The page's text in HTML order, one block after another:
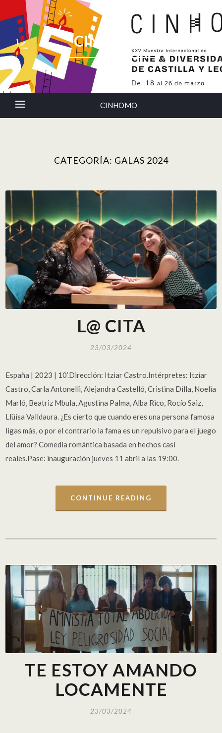
CINHOMO
CINHOMO
CATEGORÍA: GALAS 2024
L@ CITA
23/03/2024
España | 2023 | 10’.Dirección: Itziar Castro.Intérpretes: Itziar
Castro, Carla Antonelli, Alejandra Castelló, Cristina Dilla, Noelia
Marló, Beatriz Mbula, Agustina Palma, Alba Rico, Rocío Saiz,
Llüisa Valldaura. ¿Es cierto que cuando eres una persona famosa
ligas más, o por el contrario la fama es un repulsivo para el juego
del amor? Comedia romántica basada en hechos casi
reales.Pase: inauguración jueves 11 abril a las 19:00.
CONTINUE READING
TE ESTOY AMANDO
LOCAMENTE
23/03/2024